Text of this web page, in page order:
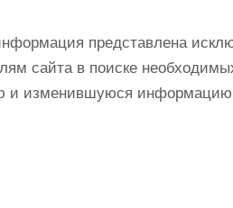
представлена
сайта в поиске
и изменившуюся информацию